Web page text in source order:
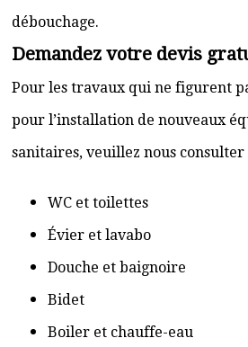
débouchage.
Demandez votre devis
Pour les travaux qui ne figurent
pour l’installation de nouveaux
sanitaires, veuillez nous consulter
WC et toilettes
Évier et lavabo
Douche et baignoire
Bidet
Boiler et chauffe-eau